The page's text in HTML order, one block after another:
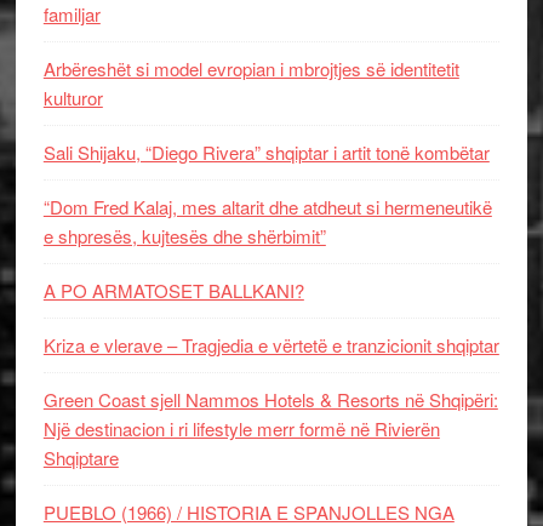
familjar
Arbëreshët si model evropian i mbrojtjes së identitetit
kulturor
Sali Shijaku, “Diego Rivera” shqiptar i artit tonë kombëtar
“Dom Fred Kalaj, mes altarit dhe atdheut si hermeneutikë
e shpresës, kujtesës dhe shërbimit”
A PO ARMATOSET BALLKANI?
Kriza e vlerave – Tragjedia e vërtetë e tranzicionit shqiptar
Green Coast sjell Nammos Hotels & Resorts në Shqipëri:
Një destinacion i ri lifestyle merr formë në Rivierën
Shqiptare
PUEBLO (1966) / HISTORIA E SPANJOLLES NGA